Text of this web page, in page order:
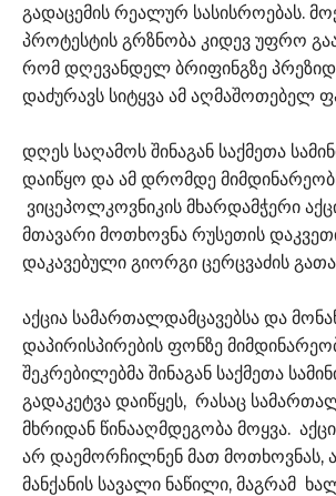
გადაცემის რეალურ სასისროებას.
პროტესტის გრზნობა კიდევ უფრო
რომ დღევანდელ ბრიფინგზე
დაძურავს სიტყვა ამ აღმაშოთებელ
დღეს საღამოს შინაგან საქმეთა
დაიწყო და ამ დრომდე
ვიცეპოლკოვნიკის მხარდამჭერი
მთავარი მოთხოვნა რუსეთის
დაკავებული გიორგი ცერცვაძის
აქცია სამართალდამცავებსა და
დაპირისპირების ფონზე
შეკრებილებმა შინაგან საქმეთა
გადაკეტვა დაიწყეს, რასაც
მხრიდან წინააღმდეგობა მოყვა.
არ დაემორჩილნენ მათ მოთხოვნას,
მანქანის სავალი ნაწილი, მაგრამ